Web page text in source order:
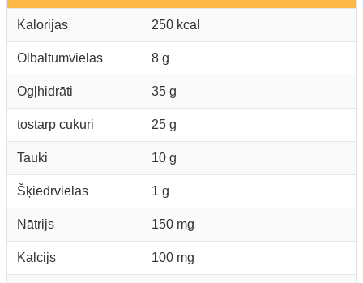
Kalorijas 250 kcal
Olbaltumvielas 8 g
Ogļhidrāti 35 g
tostarp cukuri 25 g
Tauki 10 g
Šķiedrvielas 1 g
Nātrijs 150 mg
Kalcijs 100 mg